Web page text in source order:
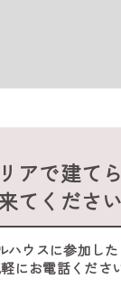
アで建て
てくださ
ハウスに参加した
にお電話くださ